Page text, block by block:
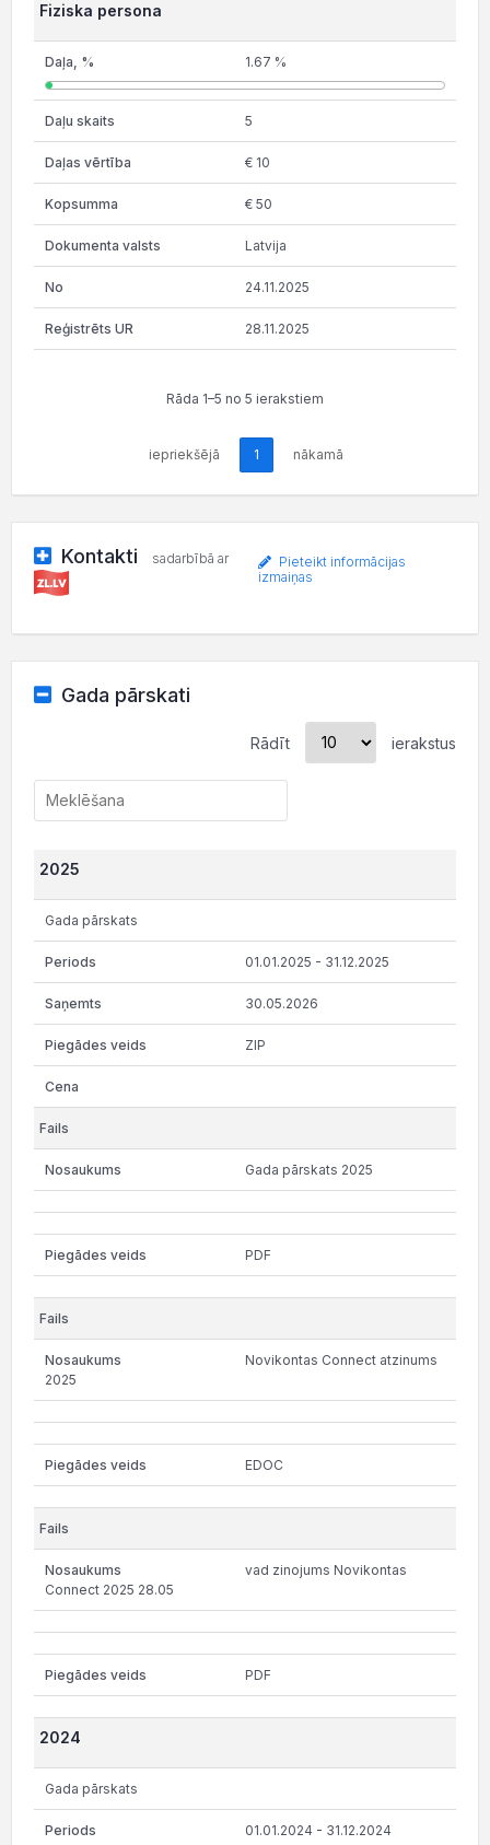
Fiziska persona
1.67 %
5
€ 10
€ 50
Latvija
24.11.2025
28.11.2025
Rāda 1–5 no 5 ierakstiem
iepriekšējā 1 nākamā
Kontakti sadarbībā ar
Pieteikt informācijas
izmaiņas
Gada pārskati
Rādīt ierakstus
2025
Gada pārskats
01.01.2025 - 31.12.2025
30.05.2026
ZIP
Gada pārskats 2025
PDF
Novikontas Connect atzinums
2025
EDOC
vad zinojums Novikontas
Connect 2025 28.05
PDF
2024
Gada pārskats
01.01.2024 - 31.12.2024